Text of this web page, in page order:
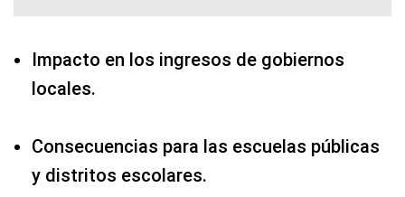
Impacto en los ingresos de gobiernos
locales.
Consecuencias para las escuelas públicas
y distritos escolares.